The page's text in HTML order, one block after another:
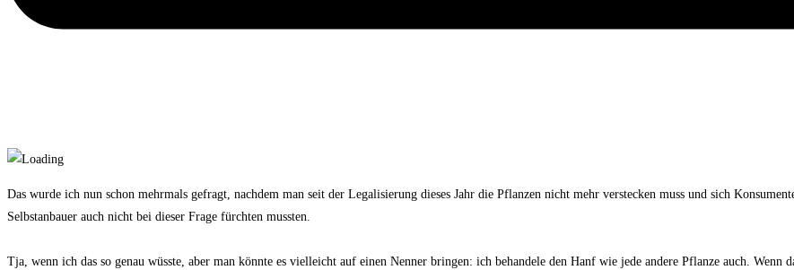
Das wurde ich nun schon mehrmals gefragt, nachdem man seit der Legalisierung dieses Jahr die Pflanzen nicht mehr verstecken muss und sich
Selbstanbauer auch nicht bei dieser Frage fürchten mussten.
Tja, wenn ich das so genau wüsste, aber man könnte es vielleicht auf einen Nenner bringen: ich behandele den Hanf wie jede andere Pflanze auch. Wenn